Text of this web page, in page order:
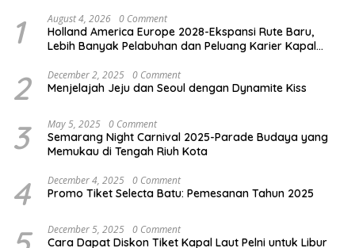
1 August 4, 2026 0 Comment
Holland America Europe 2028-Ekspansi Rute Baru,
Lebih Banyak Pelabuhan dan Peluang Karier Kapal
2 December 2, 2025 0 Comment
Menjelajah Jeju dan Seoul dengan Dynamite Kiss
3 May 5, 2025 0 Comment
Semarang Night Carnival 2025-Parade Budaya yang
Memukau di Tengah Riuh Kota
4 December 4, 2025 0 Comment
Promo Tiket Selecta Batu: Pemesanan Tahun 2025
December 5, 2025 0 Comment
Cara Dapat Diskon Tiket Kapal Laut Pelni untuk Libur